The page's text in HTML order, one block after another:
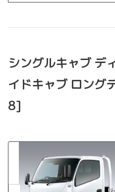
シングルキャブ デ
イドキャブ ロング
8]